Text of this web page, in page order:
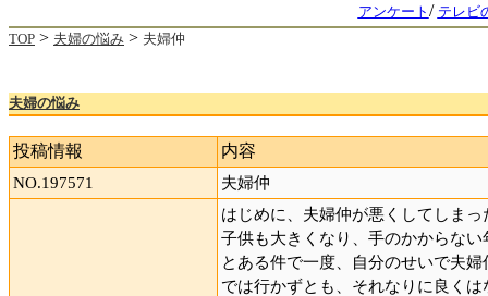
アンケート / テレビ
TOP > 夫婦の悩み > 夫婦仲
夫婦の悩み
投稿情報 内容
NO.197571 夫婦仲
はじめに、夫婦仲が悪くしてしま
子供も大きくなり、手のかからな
とある件で一度、自分のせいで夫
では行かずとも、それなりに良く